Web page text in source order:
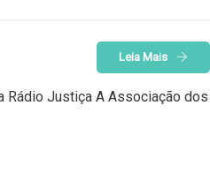
Leia Mais
Rádio Justiça A Associação dos